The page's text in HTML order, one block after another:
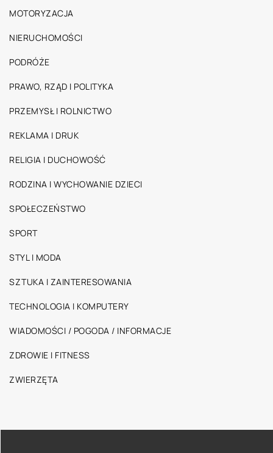
MOTORYZACJA
NIERUCHOMOŚCI
PODRÓŻE
PRAWO, RZĄD I POLITYKA
PRZEMYSŁ I ROLNICTWO
REKLAMA I DRUK
RELIGIA I DUCHOWOŚĆ
RODZINA I WYCHOWANIE DZIECI
SPOŁECZEŃSTWO
SPORT
STYL I MODA
SZTUKA I ZAINTERESOWANIA
TECHNOLOGIA I KOMPUTERY
WIADOMOŚCI / POGODA / INFORMACJE
ZDROWIE I FITNESS
ZWIERZĘTA